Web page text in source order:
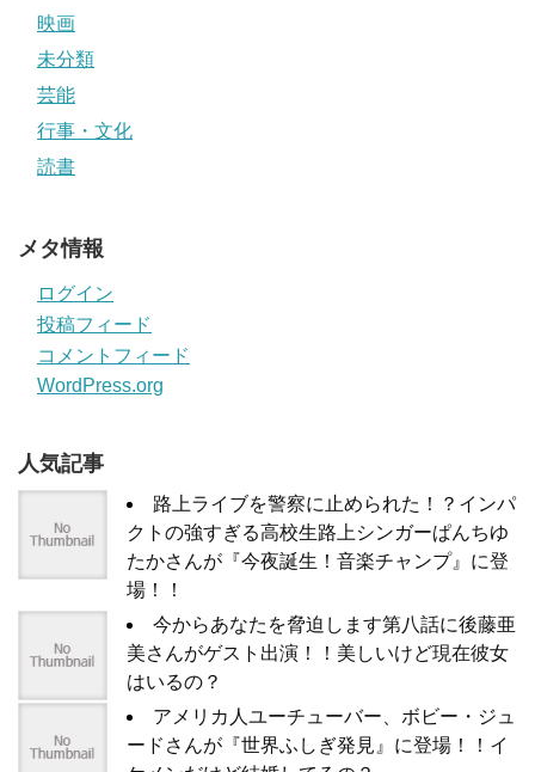
映画
未分類
芸能
行事・文化
読書
メタ情報
ログイン
投稿フィード
コメントフィード
WordPress.org
人気記事
路上ライブを警察に止められた！？インパ
クトの強すぎる高校生路上シンガーぱんちゆ
たかさんが『今夜誕生！音楽チャンプ』に登
場！！
今からあなたを脅迫します第八話に後藤亜
美さんがゲスト出演！！美しいけど現在彼女
はいるの？
アメリカ人ユーチューバー、ボビー・ジュ
ードさんが『世界ふしぎ発見』に登場！！イ